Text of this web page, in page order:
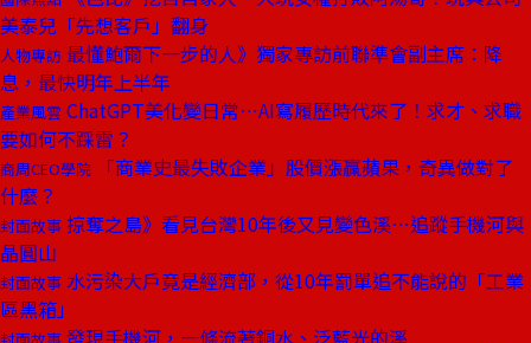
美泰兒「先想客戶」翻身
人物專訪 最懂鮑爾下一步的人》獨家專訪前聯準會副主席：降
息，最快明年上半年
產業風雲 ChatGPT美化變日常⋯AI寫履歷時代來了！求才、求職
要如何不踩雷？
商周CEO學院
「商業史最失敗企業」股價漲贏蘋果，奇異做對了
什麼？
封面故事 掠奪之島》看見台灣10年後又見變色溪⋯追蹤手機河與
晶圓山
封面故事 水污染大戶竟是經濟部，從10年罰單追不能說的「工業
區黑箱」
發現手機河，一條流著銅水、泛藍光的溪